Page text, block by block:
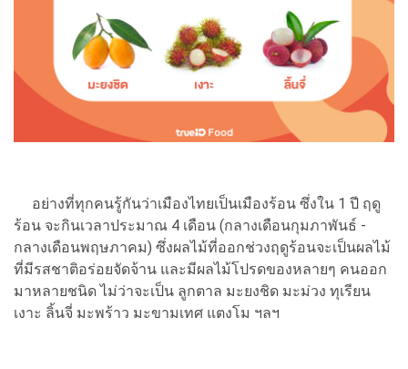
อย่างที่ทุกคนรู้กันว่าเมืองไทยเป็นเมืองร้อน ซึ่งใน 1 ปี ฤดู
ร้อน จะกินเวลาประมาณ 4 เดือน (กลางเดือนกุมภาพันธ์ -
กลางเดือนพฤษภาคม) ซึ่งผลไม้ที่ออกช่วงฤดูร้อนจะเป็นผลไม้
ที่มีรสชาติอร่อยจัดจ้าน และมีผลไม้โปรดของหลายๆ คนออก
มาหลายชนิด ไม่ว่าจะเป็น ลูกตาล มะยงชิด มะม่วง ทุเรียน
เงาะ ลิ้นจี่ มะพร้าว มะขามเทศ แตงโม ฯลฯ